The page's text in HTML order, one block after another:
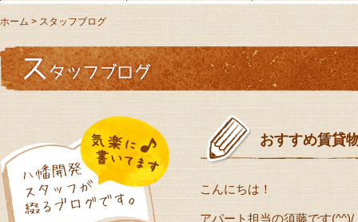
ホーム > スタッフブログ
おすすめ賃貸
こんにちは！
アパート担当の須藤です(^^)/